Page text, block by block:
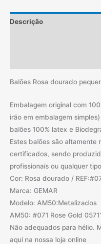
Descrição
Balões Rosa dourado
Embalagem original com
irão em embalagem
balões 100% latex e
Estes balões são altamente
certificados, sendo
profissionais ou qualquer
Cor: Rosa dourado /
Marca: GEMAR
Modelo: AM50:Metalizados
AM50: #071 Rose Gold
Não adequados para hélio.
aqui na nossa loja online